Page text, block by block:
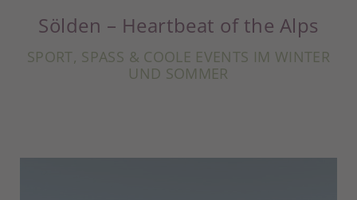
Sölden – Heartbeat of the Alps
SPORT, SPASS & COOLE EVENTS IM WINTER U
ND SOMMER